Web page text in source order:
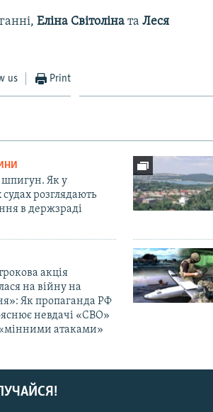
Еліна Світоліната Леся
us Print
шпигун. Як у
розглядають
в держзраді
акція
на війну на
Як пропаганда РФ
невдачі «СВО»
«мінними атаками»